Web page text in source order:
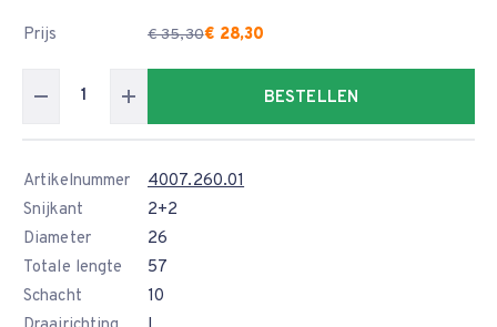
Prijs € 35,30€ 28,30
BESTELLEN
Artikelnummer
4007.260.01
Snijkant
2+2
Diameter
26
Totale lengte
57
Schacht
10